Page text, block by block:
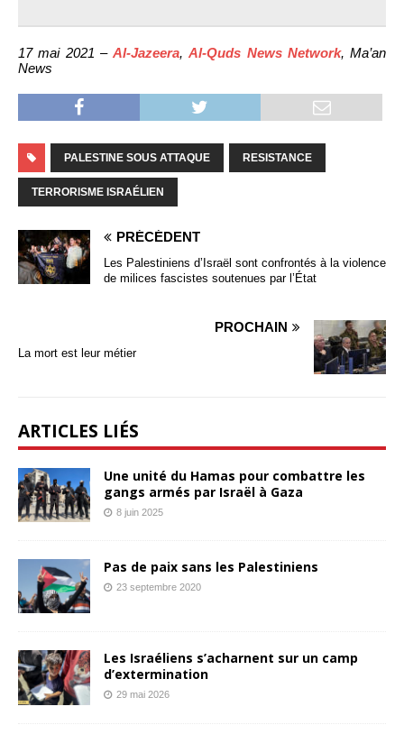
17 mai 2021 – Al-Jazeera,Al-Quds News Network, Ma’an
News
PALESTINE SOUS ATTAQUE RESISTANCE
TERRORISME ISRAÉLIEN
PRÉCÉDENT
Les Palestiniens d’Israël sont confrontés à la violence
de milices fascistes soutenues par l’État
PROCHAIN
La mort est leur métier
ARTICLES LIÉS
Une unité du Hamas pour combattre les
gangs armés par Israël à Gaza
8 juin 2025
Pas de paix sans les Palestiniens
23 septembre 2020
Les Israéliens s’acharnent sur un camp
d’extermination
29 mai 2026